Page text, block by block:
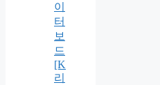
이
터
보
드
[K
리